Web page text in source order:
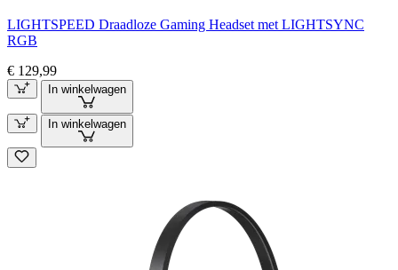
LIGHTSPEED Draadloze Gaming Headset met LIGHTSYNC
RGB
€ 129,99
In winkelwagen
In winkelwagen